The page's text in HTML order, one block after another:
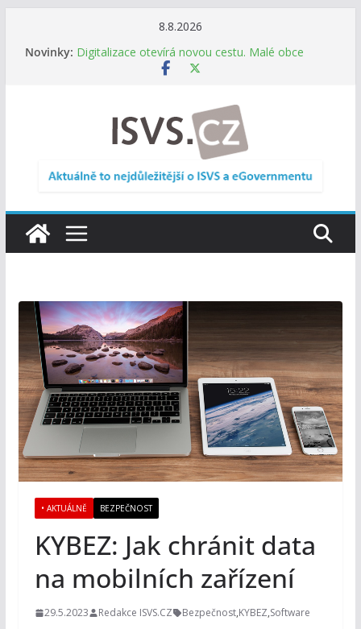
8.8.2026
Novinky: novou mobilní aplikaci
Digitalizace otevírá novou cestu. Malé obce
DIA: Stát poprvé v historii zapojuje širokou
veřejnost do testování digitálních služeb
DIA: Informační systém dlouhodobého řízení
(ISDŘ) je od července v plném provozu
RVIS – Výbor pro architekturu a řízení ICT
zveřejnil materiály z nového jednání
• AKTUÁLNĚ BEZPEČNOST
KYBEZ: Jak chránit data
na mobilních zařízení
29.5.2023 Redakce ISVS.CZ Bezpečnost,KYBEZ,Software